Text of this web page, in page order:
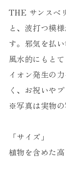
THE サンスベ
と、波打つ模
す。邪気を払
風水的にもと
イオン発生の
く、お祝いや
※写真は実物の
「サイズ」
植物を含めた